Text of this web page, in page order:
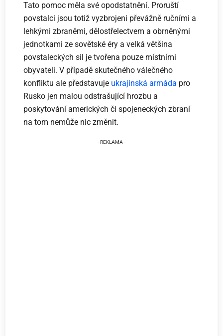
Tato pomoc měla své opodstatnění. Proruští
povstalci jsou totiž vyzbrojeni převážně ručními a
lehkými zbraněmi, dělostřelectvem a obrněnými
jednotkami ze sovětské éry a velká většina
povstaleckých sil je tvořena pouze místními
obyvateli. V případě skutečného válečného
konfliktu ale představuje ukrajinská armáda pro
Rusko jen malou odstrašující hrozbu a
poskytování amerických či spojeneckých zbraní
na tom nemůže nic změnit.